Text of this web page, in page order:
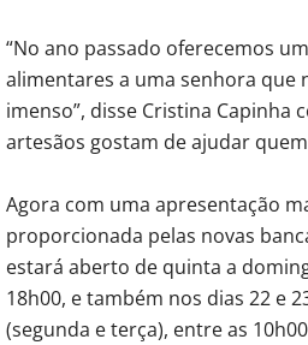
“No ano passado oferecemos
alimentares a uma senhora que
imenso”, disse Cristina Capinha
artesãos gostam de ajudar
Agora com uma apresentação
proporcionada pelas novas
estará aberto de quinta a
18h00, e também nos dias 22 e
(segunda e terça), entre as